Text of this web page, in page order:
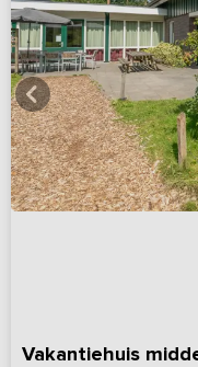
Vakantiehuis